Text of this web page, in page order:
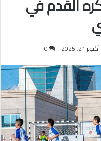
القدم في
21, 2025
0